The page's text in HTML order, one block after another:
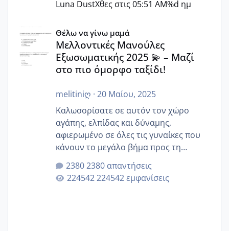
Luna DustΧθες στις 05:51 AM%d ημ
Μελλοντικές Μανούλες Εξωσωματικής 2025 💫 – Μαζί
Θέλω να γίνω μαμά
Μελλοντικές Μανούλες
Εξωσωματικής 2025 💫 – Μαζί
στο πιο όμορφο ταξίδι!
melitiniღ · 20 Μαίου, 2025
Καλωσορίσατε σε αυτόν τον χώρο
αγάπης, ελπίδας και δύναμης,
αφιερωμένο σε όλες τις γυναίκες που
κάνουν το μεγάλο βήμα προς τη
μητρότητα μέσω εξωσωματικής το 2025.
Εδώ θα μοιραστούμε αγωνίες, χαρές,
εμπειρίες και κάθε μικρή ή μεγάλη
2380 απαντήσεις
224542 εμφανίσεις